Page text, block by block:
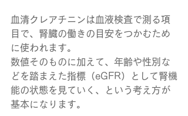
血清クレアチニンは血液検査で測る項
目で、腎臓の働きの目安をつかむため
に使われます。
数値そのものに加えて、年齢や性別な
どを踏まえた指標（eGFR）として腎機
能の状態を見ていく、という考え方が
基本になります。